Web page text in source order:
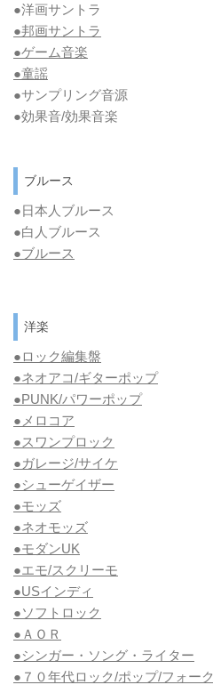
●洋画サントラ
●邦画サントラ
●ゲーム音楽
●童謡
●サンプリング音源
●効果音/効果音楽
ブルース
●日本人ブルース
●白人ブルース
●ブルース
洋楽
●ロック編集盤
●ネオアコ/ギターポップ
●PUNK/パワーポップ
●メロコア
●スワンプロック
●ガレージ/サイケ
●シューゲイザー
●モッズ
●ネオモッズ
●モダンUK
●エモ/スクリーモ
●USインディ
●ソフトロック
●ＡＯＲ
●シンガー・ソング・ライター
●７０年代ロック/ポップ/フォーク